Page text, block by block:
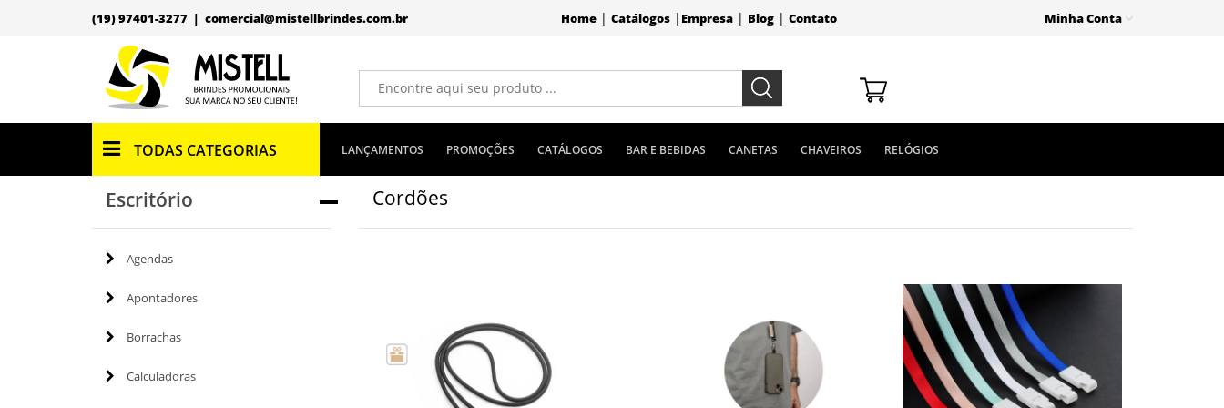
(19) 97401-3277 | comercial@mistellbrindes.com.br Home| Catálogos| Empresa| Blog| Contato Minha Conta
TODAS CATEGORIAS LANÇAMENTOS PROMOÇÕES CATÁLOGOS BAR E BEBIDAS CANETAS CHAVEIROS RELÓGIOS
Escritório
Agendas
Apontadores
Borrachas
Calculadoras
Cordões